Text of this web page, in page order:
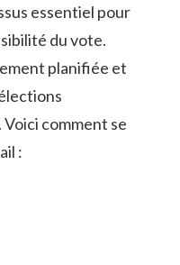
essentiel pour⁣
du vote.​
planifiée et
comment ⁢se
: